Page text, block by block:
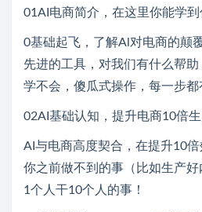
01AI电商简介，在这里你能学到
0基础起飞，了解Al对电商的颠
先进的工具，对我们有什么帮
学不会，傻瓜式操作，每一步都
02AI基础认知，提升电商10倍
AI与电商高度契合，在提升10
你之前做不到的事（比如生产
1个人干10个人的事！